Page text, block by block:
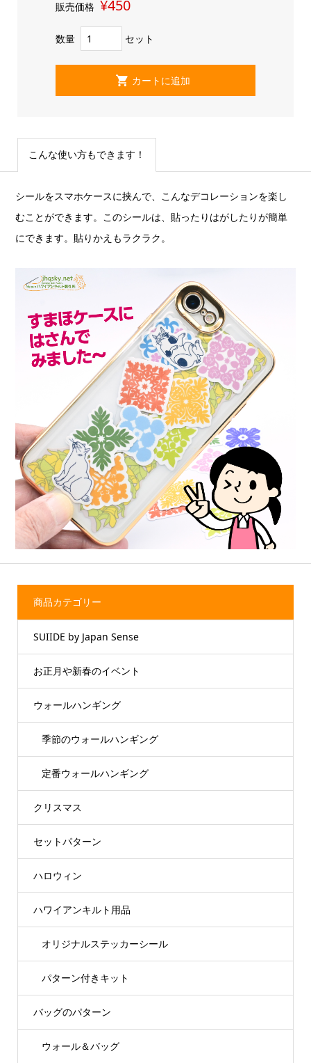
販売価格 ¥450
数量 セット
こんな使い方もできます！
シールをスマホケースに挟んで、こんなデコレーションを楽し
むことができます。このシールは、貼ったりはがしたりが簡単
にできます。貼りかえもラクラク。
商品カテゴリー
SUIIDE by Japan Sense
お正月や新春のイベント
ウォールハンギング
季節のウォールハンギング
定番ウォールハンギング
クリスマス
セットパターン
ハロウィン
ハワイアンキルト用品
オリジナルステッカーシール
パターン付きキット
バッグのパターン
ウォール＆バッグ